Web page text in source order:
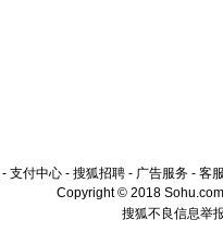
- 支付中心 - 搜狐招聘 - 广告服务 - 客
Copyright © 2018
搜狐不良信息举